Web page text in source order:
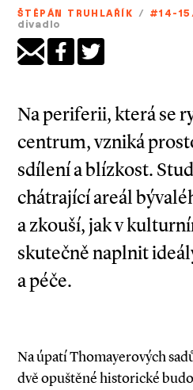
ŠTĚPÁN TRUHLAŘÍK / #14-
divadlo
Na periferii, která se
centrum, vzniká
sdílení a blízkost.
chátrající areál
a zkouší, jak v
skutečně naplnit
a péče.
Na úpatí Thomayerových
dvě opuštěné historické